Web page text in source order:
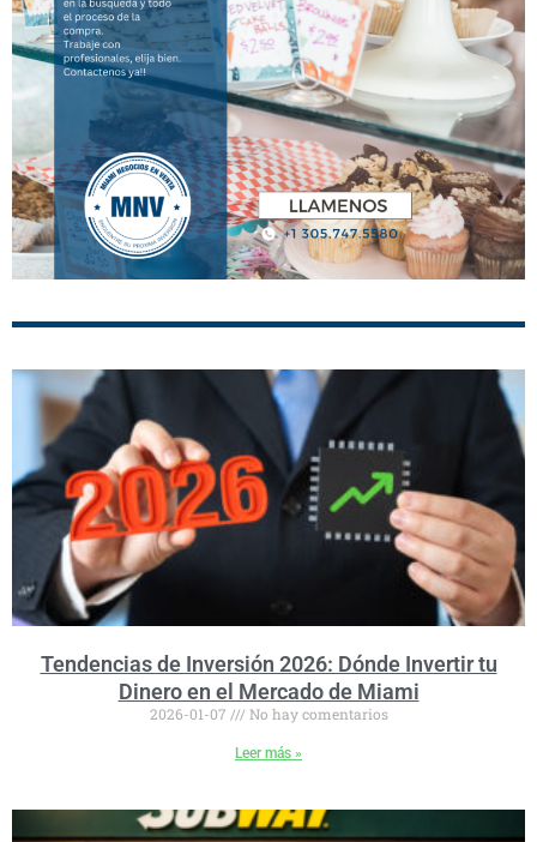
Tendencias de Inversión 2026: Dónde Invertir tu
Dinero en el Mercado de Miami
2026-01-07 No hay comentarios
Leer más »